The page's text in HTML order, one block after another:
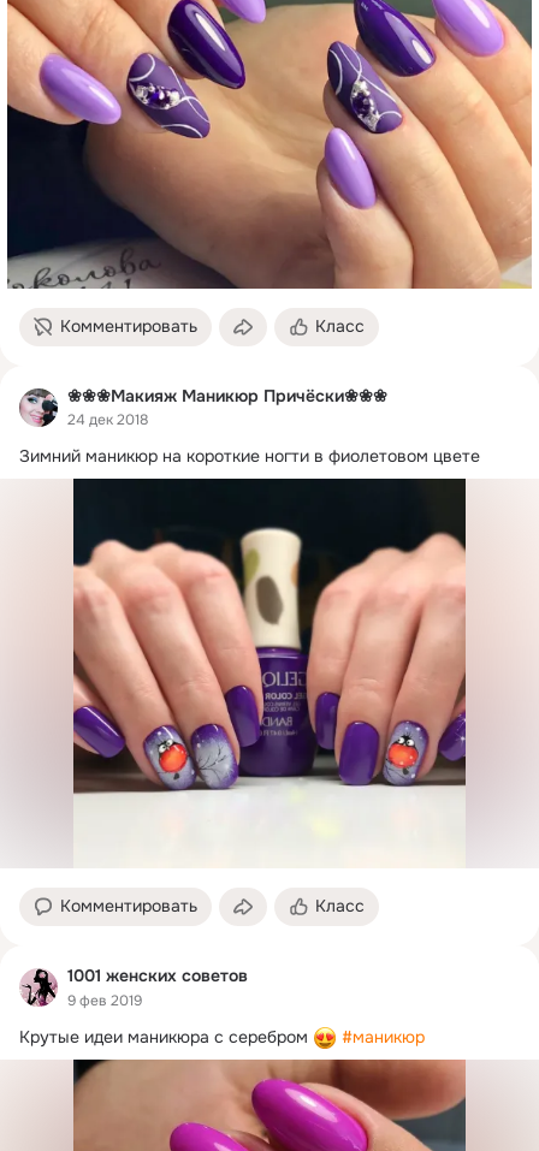
Комментировать Класс
❀❀❀Макияж Маникюр Причёски❀❀❀
24 дек 2018
Зимний маникюр на короткие ногти в фиолетовом цвете
Комментировать Класс
1001 женских советов
9 фев 2019
Крутые идеи маникюра с серебром #маникюр